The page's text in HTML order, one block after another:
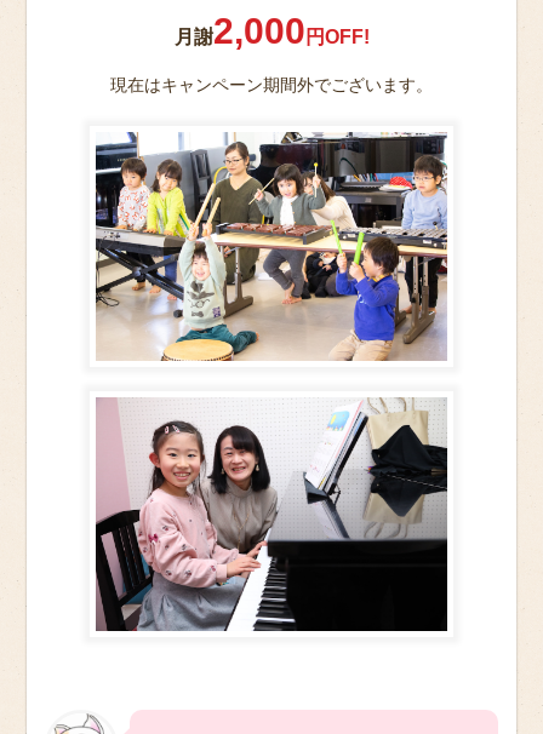
月謝2,000 円OFF!
現在はキャンペーン期間外でございます。